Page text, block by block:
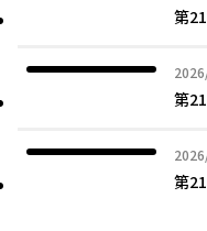
第
2026
第
2026
第